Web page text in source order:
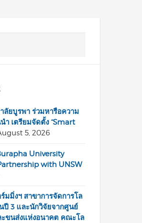
ยบูรพา ร่วมหารือความ
เตรียมจัดตั้ง “Smart
5, 2026
University
with UNSW
มิ่งฯ สาขาการจัดการโล
3 และนักวิจัยจากศูนย์
ะขนส่งแห่งอนาคต คณะโล